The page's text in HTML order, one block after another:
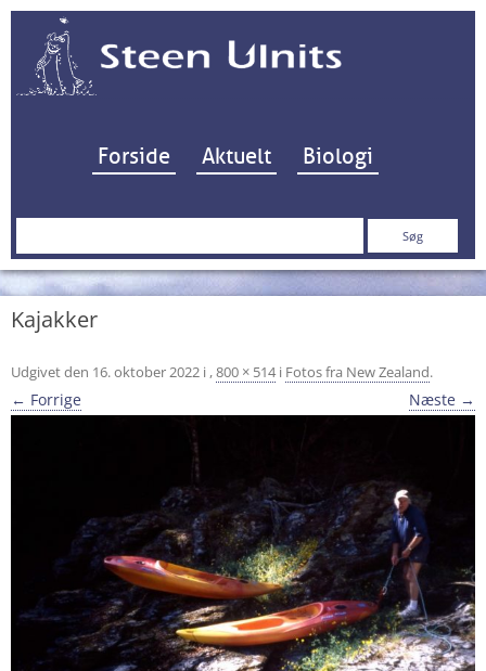
Hop til indhold
Forside Aktuelt Biologi
Søg
Kajakker
Udgivet den 16. oktober 2022 i ,800 × 514i Fotos fra New Zealand.
← Forrige Næste →